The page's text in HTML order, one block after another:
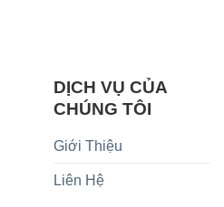
DỊCH VỤ CỦA
CHÚNG TÔI
Giới Thiệu
Liên Hệ